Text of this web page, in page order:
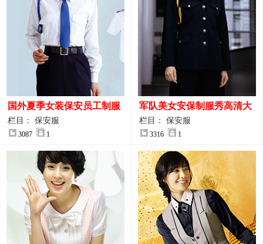
国外夏季女装保安员工制服
装大图
栏目： 保安服
3087 1
军队美女安保制服秀高清大
图
栏目： 保安服
3316 1